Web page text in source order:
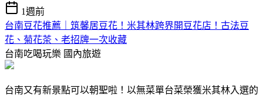
1週前
台南豆花推薦｜筑馨居豆花！米其林跨界開豆花店！古法豆
花、菊花茶、老招牌一次收藏
台南吃喝玩樂 國內旅遊
台南又有新景點可以朝聖啦！以無菜單台菜榮獲米其林入選的